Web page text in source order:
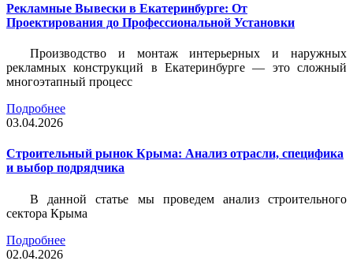
Рекламные Вывески в Екатеринбурге: От
Проектирования до Профессиональной Установки
Производство и монтаж интерьерных и наружных
рекламных конструкций в Екатеринбурге — это сложный
многоэтапный процесс
Подробнее
03.04.2026
Строительный рынок Крыма: Анализ отрасли, специфика
и выбор подрядчика
В данной статье мы проведем анализ строительного
сектора Крыма
Подробнее
02.04.2026